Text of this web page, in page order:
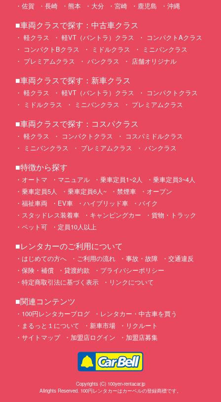
佐賀
長崎 熊本 大分 宮崎 鹿児島 沖縄
■車両クラスで探す：中古車クラス
軽クラス 軽VT（バントラ）クラス
コンパクトAクラス
コンパクトBクラス
ミドルクラス
ミニバンクラス
プレミアムクラス
バンクラス 店舗オリジナル
■車両クラスで探す：新車クラス
軽クラス 軽VT（バントラ）クラス
コンパクトクラス
ミドルクラス
ミニバンクラス プレミアムクラス
■車両クラスで探す：コスパクラス
軽クラス コンパクトクラス
コスパミドルクラス
ミニバンクラス
プレミアムクラス バンクラス
■特徴から探す
オートマ マニュアル 乗車定員1~2人
乗車定員3~4人
乗車定員5人
乗車定員6人~ 禁煙車
オープン
福祉車両
EV車 ハイブリッド車
バイク
スタッドレス装着車
キャンピングカー
貨物・トラック
ペット可
定員10人以上
■レンタカーのご利用について
はじめての方へ ご利用の流れ 事故・故障
交通違反
保険・補償
貸渡約款
プライバシーポリシー
特定商取引法に基づく表示
リンクについて
■関連コンテンツ
100円レンタカーブログ
レンタカー・中古車を買う
まるっと１について
新車市場
リクルート
サイトマップ
加盟店ログイン 加盟店募集
Copyrights (C) 100yen-rentacar.jp
Allrights Reserved. 100円レンタカーはカーベルの登録商標です。